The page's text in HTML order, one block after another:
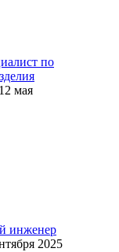
по
12 мая
инженер
2025